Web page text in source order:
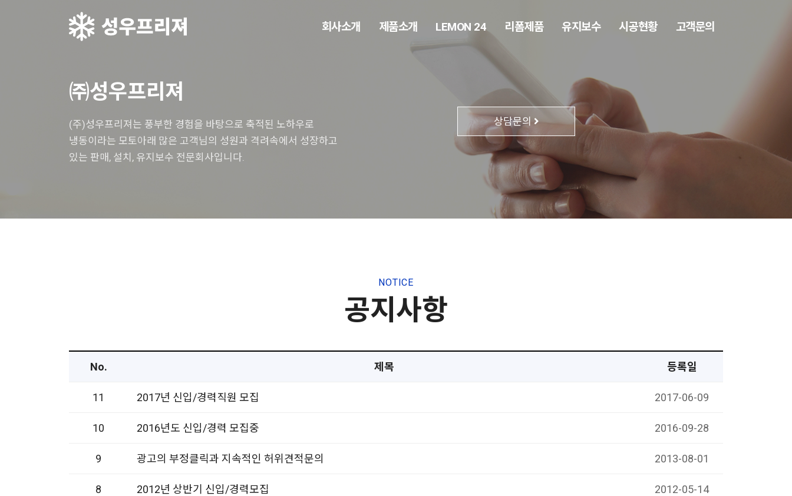
회사소개 제품소개 LEMON 24 리폼제품 유지보수 시공현황 고객문의
㈜성우프리져
(주)성우프리져는 풍부한 경험을 바탕으로 축적된 노하우로
냉동이라는 모토아래 많은 고객님의 성원과 격려속에서 성장하고
있는 판매, 설치, 유지보수 전문회사입니다.
상담문의
NOTICE
공지사항
No. 제목 등록일
11 2017년 신입/경력직원 모집 2017-06-09
10 2016년도 신입/경력 모집중 2016-09-28
9 광고의 부정클릭과 지속적인 허위견적문의 2013-08-01
8 2012년 상반기 신입/경력모집 2012-05-14